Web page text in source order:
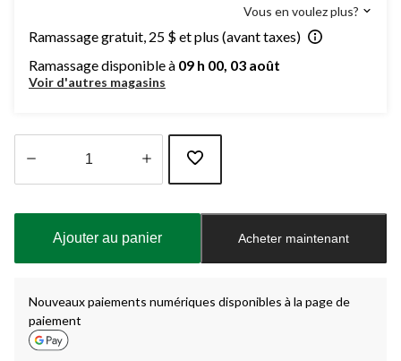
Vous en voulez plus?
Ramassage gratuit, 25 $ et plus (avant taxes)
Ramassage disponible à 09 h 00, 03 août
Voir d'autres magasins
à
Ajouter au panier Acheter maintenant
Nouveaux paiements numériques disponibles à la page de
paiement